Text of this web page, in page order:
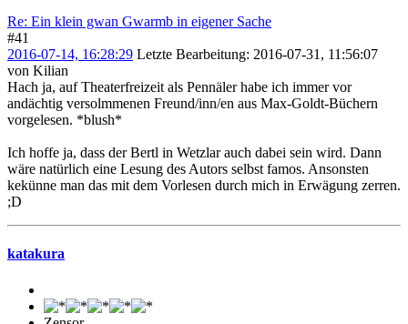
Re: Ein klein gwan Gwarmb in eigener Sache
#41
2016-07-14, 16:28:29 Letzte Bearbeitung: 2016-07-31, 11:56:07
von Kilian
Hach ja, auf Theaterfreizeit als Pennäler habe ich immer vor
andächtig versolmmenen Freund/inn/en aus Max-Goldt-Büchern
vorgelesen. *blush*
Ich hoffe ja, dass der Bertl in Wetzlar auch dabei sein wird. Dann
wäre natürlich eine Lesung des Autors selbst famos. Ansonsten
kekünne man das mit dem Vorlesen durch mich in Erwägung zerren.
;D
katakura